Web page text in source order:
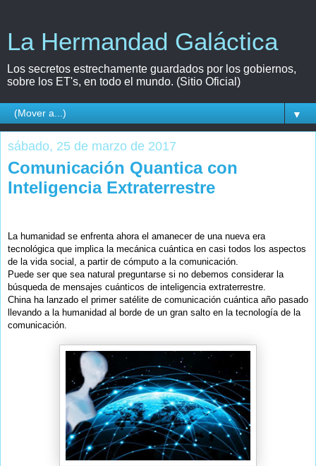
La Hermandad Galáctica
Los secretos estrechamente guardados por los gobiernos,
sobre los ET's, en todo el mundo. (Sitio Oficial)
▼
sábado, 25 de marzo de 2017
Comunicación Quantica con
Inteligencia Extraterrestre
La humanidad se enfrenta ahora el amanecer de una nueva era
tecnológica que implica la mecánica cuántica en casi todos los aspectos
de la vida social, a partir de cómputo a la comunicación.
Puede ser que sea natural preguntarse si no debemos considerar la
búsqueda de mensajes cuánticos de inteligencia extraterrestre.
China ha lanzado el primer satélite de comunicación cuántica año pasado
llevando a la humanidad al borde de un gran salto en la tecnología de la
comunicación.